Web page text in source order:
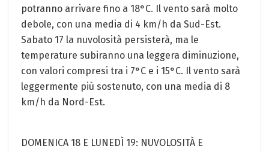
potranno arrivare fino a 18°C. Il vento sarà molto
debole, con una media di 4 km/h da Sud-Est.
Sabato 17 la nuvolosità persisterà, ma le
temperature subiranno una leggera diminuzione,
con valori compresi tra i 7°C e i 15°C. Il vento sarà
leggermente più sostenuto, con una media di 8
km/h da Nord-Est.
DOMENICA 18 E LUNEDÌ 19: NUVOLOSITÀ E